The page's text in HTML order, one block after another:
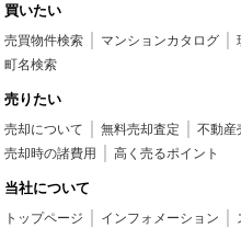
買いたい
売買物件検索 マンションカタログ
町名検索
売りたい
売却について 無料売却査定 不動産
売却時の諸費用
高く売るポイント
当社について
トップページ インフォメーション